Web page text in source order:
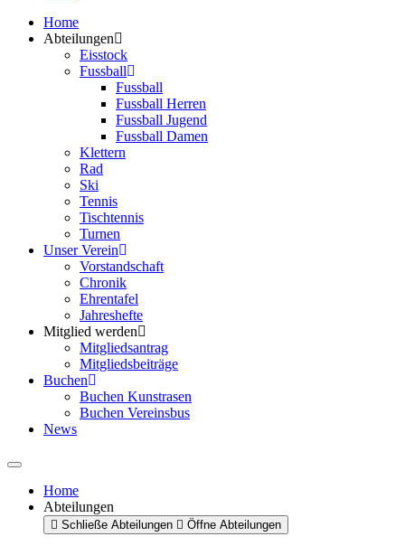
Home
Abteilungen
Eisstock
Fussball
Fussball
Fussball Herren
Fussball Jugend
Fussball Damen
Klettern
Rad
Ski
Tennis
Tischtennis
Turnen
Unser Verein
Vorstandschaft
Chronik
Ehrentafel
Jahreshefte
Mitglied werden
Mitgliedsantrag
Mitgliedsbeiträge
Buchen
Buchen Kunstrasen
Buchen Vereinsbus
News
Home
Abteilungen
Schließe Abteilungen Öffne Abteilungen